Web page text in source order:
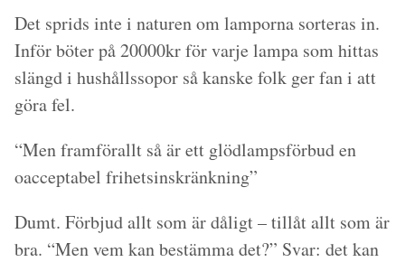
Det sprids inte i naturen om lamporna sorteras in.
Inför böter på 20000kr för varje lampa som hittas
slängd i hushållssopor så kanske folk ger fan i att
göra fel.
“Men framförallt så är ett glödlampsförbud en
oacceptabel frihetsinskränkning”
Dumt. Förbjud allt som är dåligt – tillåt allt som är
bra. “Men vem kan bestämma det?” Svar: det kan